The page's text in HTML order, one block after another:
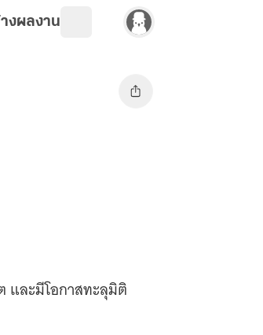
งผลงาน
และมีโอกาสทะลุมิติ